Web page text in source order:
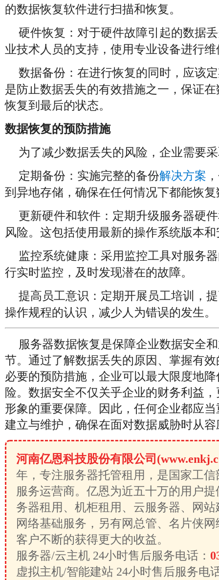
的数据恢复软件进行扫描和恢复。
硬件恢复 ：对于硬件故障引起的数据
业技术人员的支持，使用专业设备进行
数据备份 ：在进行恢复的同时，应该
是防止数据丢失的有效措施之一，保证
恢复到最后的状态。
数据恢复的预防措施
为了减少数据丢失的风险，企业需要
定期备份 ：实施完整的备份解决方案
到异地存储，确保在任何情况下都能恢
更新硬件和软件 ：定期升级服务器硬
风险。这包括使用最新的操作系统版本
监控系统健康 ：采用监控工具对服务
行实时监控，及时发现潜在的故障。
提高员工意识 ：定期开展员工培训，
操作规程的认识，减少人为错误的发生。
服务器数据恢复是保障企业数据安全
节。通过了解数据丢失的原因、掌握有
必要的预防措施，企业可以最大限度地
险。数据安全不仅关乎企业的财务利益
形象的重要保障。因此，任何企业都应
建立与维护，确保在面对数据威胁时从
河南亿恩科技股份有限公司
年，专注服务器托管租用，是国家工
服务运营商。亿恩为近五十万的用户
务器租用、机柜租用、云服务器、网
网络基础服务，另有网总管、名片侠
客户不断的获得更大的收益。
服务器/云主机 24小时售后服务电话：
虚拟主机/智能建站 24小时售后服务电